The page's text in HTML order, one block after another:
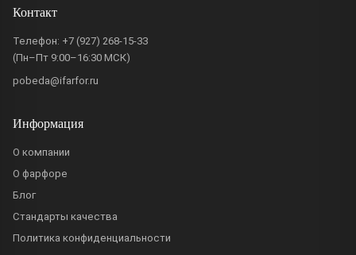
Контакт
Телефон: +7 (927) 268-15-33
(Пн–Пт 9:00–16:30 МСК)
pobeda@ifarfor.ru
Информация
О компании
О фарфоре
Блог
Стандарты качества
Политика конфиденциальности